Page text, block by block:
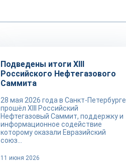
Подведены итоги XIII
Российского Нефтегазового
Саммита
28 мая 2026 года в Санкт-Петербурге
прошёл XIII Российский
Нефтегазовый Саммит, поддержку и
информационное содействие
которому оказали Евразийский
союз...
11 июня 2026